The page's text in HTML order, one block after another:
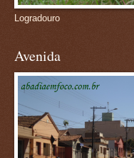
Logradouro
Avenida